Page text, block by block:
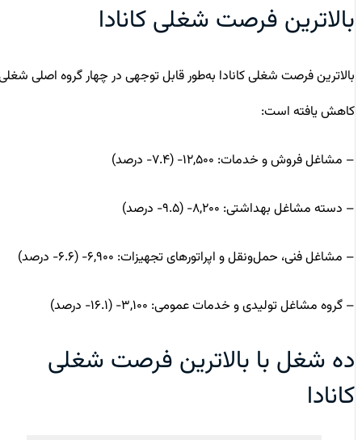
بالاترین فرصت‌ شغلی کانادا
بالاترین فرصت‌ شغلی کانادا به‌طور قابل توجهی در چهار گروه اصلی شغلی
کاهش یافته است:
– مشاغل فروش و خدمات: ۱۲,۵۰۰- (۷.۴- درصد)
– دسته مشاغل بهداشتی: ۸,۲۰۰- (۹.۵- درصد)
– مشاغل فنی، حمل‌ونقل و اپراتورهای تجهیزات: ۶,۹۰۰- (۶.۶- درصد)
– گروه مشاغل تولیدی و خدمات عمومی: ۳,۱۰۰- (۱۶.۱- درصد)
ده شغل با بالاترین فرصت‌ شغلی
کانادا